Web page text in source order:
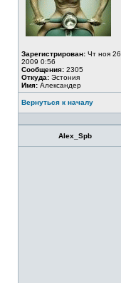
Зарегистрирован: Чт ноя 26,
2009 0:56
Сообщения: 2305
Откуда: Эстония
Имя: Александер
Вернуться к началу
Alex_Spb